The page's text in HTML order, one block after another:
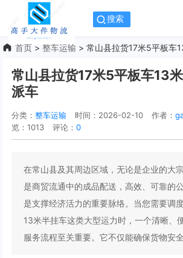
搜索
首页 >整车运输 > 常山县拉货17米5平板车
常山县拉货17米5平板车13
派车
分类：整车运输 时间：2026-02-10 作者：
览：1013
评论：0
在常山县及其周边区域，无论是企业的大
是商贸流通中的成品配送，高效、可靠的
是支撑经济活力的重要脉络。当您需要调
13米半挂车这类大型运力时，一个清晰、
服务流程至关重要。它不仅能确保货物安